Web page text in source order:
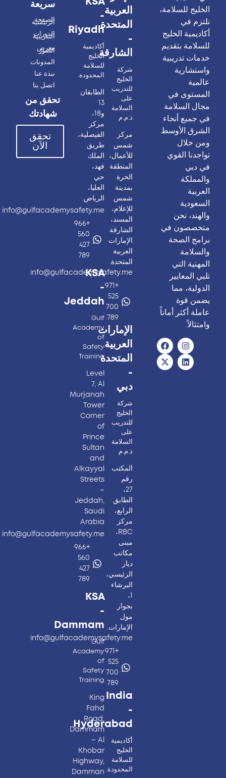
الخليج للسلامة،
نلتزم في
أكاديمية الخليج
للسلامة بتقديم
خدمات تدريبية
واستشارية
عالمية
المستوى في
مجال السلامة
في جميع أنحاء
الشرق الأوسط.
ومن خلال
تواجدنا القوي
في دبي
والمملكة
العربية
السعودية
والهند، نحن
متخصصون في
برامج الصحة
والسلامة
المهنية التي
تلبي المعايير
الدولية، مما
يضمن قوة
عاملة أكثر أماناً
وامتثالاً.
العربية
المتحدة
-
الشارقة
شركة
الخليج
للتدريب
على
السلامة
ذ.م.م
مركز
شمس
للأعمال،
المنطقة
الحرة
بمدينة
شمس
للإعلام،
المسند،
الشارقة
الإمارات
العربية
المتحدة.
info@gulfacademysafety.me
+971
525
700
789
الإمارات
العربية
المتحدة
-
دبي
شركة
الخليج
للتدريب
على
السلامة
ذ.م.م
المكتب
رقم
27،
الطابق
الرابع،
مركز
RBC،
مبنى
مكاتب
ديار
الرئيسي،
البرشاء
1،
بجوار
مول
الإمارات.
info@gulfacademysafety.me
+971
525
700
789
India
-
Hyderabad​
أكاديمية
الخليج
للسلامة
المحدودة.
-
Riyadh
أكاديمية
الخليج
للسلامة
المحدودة.
الطابقان
13
و18،
مركز
الفيصلية،
طريق
الملك
فهد،
حي
العليا،
الرياض.
info@gulfacademysafety.me
+966
560
427
789
KSA
-
Jeddah
Gulf
Academy
of
Safety
Training
Level
7, Al
Murjanah
Tower
Corner
of
Prince
Sultan
and
Alkayyal
Streets
–
Jeddah,
Saudi
Arabia
info@gulfacademysafety.me
+966
560
427
789
KSA
-
Dammam
Gulf
Academy
of
Safety
Training
King
Fahd
Road,
Dammam
– Al
Khobar
Highway,
Damman
سريعة
الصفحة
الرئيسية
الدورات
التدريبية
معرض
الصور
المدونات
نبذة عنا
اتصل بنا
تحقق من
شهادتك
تحقق
الآن